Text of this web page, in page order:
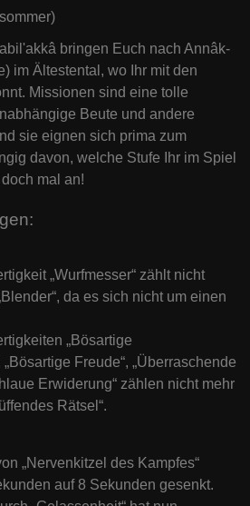
bringen Euch nach Annâk-
im Ältestental, wo Ihr mit den
Missionen sind eine tolle
Beute und andere
sie eignen sich prima zum
davon, welche Stufe Ihr im Spiel
mal an!
„Wurfmesser“ zählt nicht
da es sich nicht um einen
„Bösartige
Freude“, „Überraschende
Erwiderung“ zählen nicht mehr
Rätsel“.
„Nervenkitzel des Kampfes“
auf 8 Sekunden gesenkt.